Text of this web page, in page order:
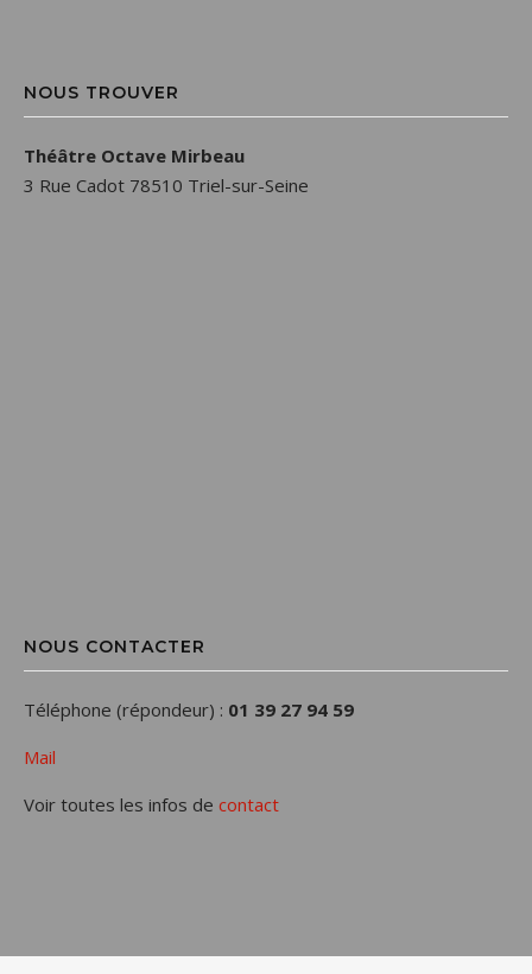
NOUS TROUVER
Théâtre Octave Mirbeau
3 Rue Cadot 78510 Triel-sur-Seine
NOUS CONTACTER
Téléphone (répondeur) : 01 39 27 94 59
Mail
Voir toutes les infos de contact